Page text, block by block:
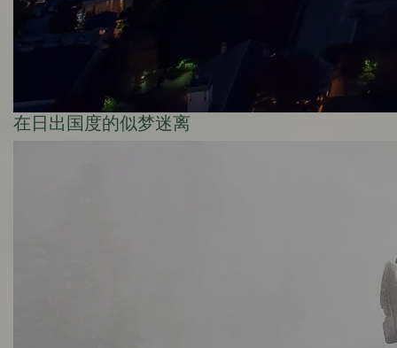
在日出国度的似梦迷离